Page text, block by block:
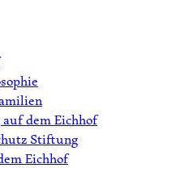
dem Eichhof
Stiftung
Eichhof